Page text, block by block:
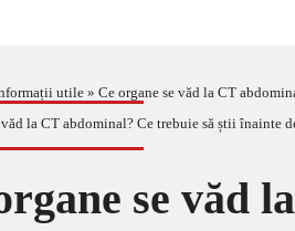
utile » Ce organe se văd la CT
se văd